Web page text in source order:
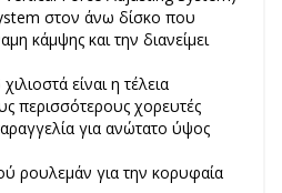
στον άνω δίσκο που
κάμψης και την διανείμει
είναι η τέλεια
περισσότερους χορευτές
για ανώτατο ύψος
ρουλεμάν για την κορυφαία